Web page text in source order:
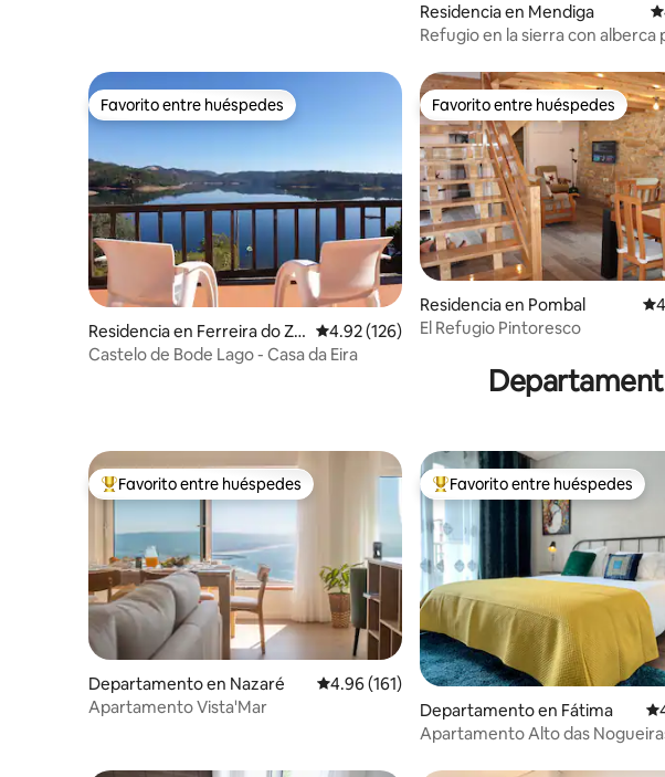
Residencia en Mendiga
Refugio en la sierra con alberca
Favorito entre huéspedes
Favorito entre huéspedes
Residencia en Ferreira do Zê
zere
Calificación promedio: 4.92 de 5; 126
4.92 (126)
Castelo de Bode Lago - Casa da Eira
Favorito entre huéspedes
Favorito entre huéspedes
Residencia en Pombal
El Refugio Pintoresco
De los mejores en Favorito entre huéspedes
Favorito entre huéspedes
Departamento en Nazaré Calificación promedio: 4.96 de 5; 161
4.96 (161)
Apartamento Vista'Mar
De los mejores en Favorito entre
Favorito entre huéspedes
Departamento en Fátima
Apartamento Alto das